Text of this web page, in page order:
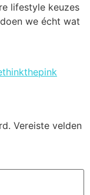
lifestyle keuzes
we écht wat
Vereiste velden